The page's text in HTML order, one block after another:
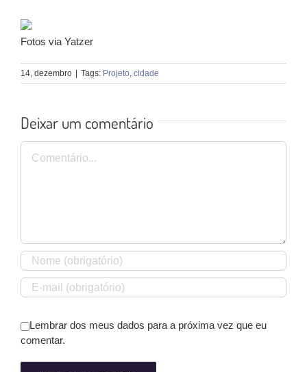
Fotos via Yatzer
14, dezembro Tags: Projeto, cidade
Deixar um comentário
Comentário
Lembrar dos meus dados para a próxima vez que eu
comentar.